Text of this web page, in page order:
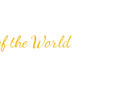
the World